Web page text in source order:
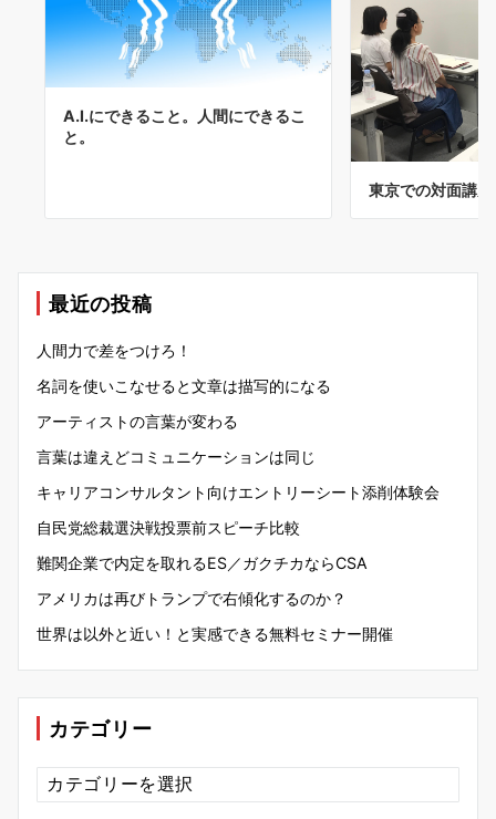
A.I.にできること。人間にできるこ
と。
東京での対面講座
最近の投稿
人間力で差をつけろ！
名詞を使いこなせると文章は描写的になる
アーティストの言葉が変わる
言葉は違えどコミュニケーションは同じ
キャリアコンサルタント向けエントリーシート添削体験会
自民党総裁選決戦投票前スピーチ比較
難関企業で内定を取れるES／ガクチカならCSA
アメリカは再びトランプで右傾化するのか？
世界は以外と近い！と実感できる無料セミナー開催
カテゴリー
カ
テ